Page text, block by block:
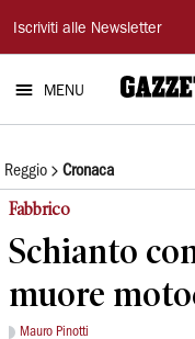
Gazzetta
di
Reggio
Iscriviti alle Newsletter
MENU
Reggio Cronaca
Fabbrico
Schianto
muore
Mauro Pinotti